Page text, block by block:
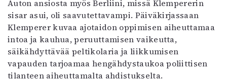
Auton ansiosta myös Berliini, missä Klempererin
sisar asui, oli saavutettavampi. Päiväkirjassaan
Klemperer kuvaa ajotaidon oppimisen aiheuttamaa
intoa ja kauhua, peruuttamisen vaikeutta,
säikähdyttävää peltikolaria ja liikkumisen
vapauden tarjoamaa hengähdystaukoa poliittisen
tilanteen aiheuttamalta ahdistukselta.